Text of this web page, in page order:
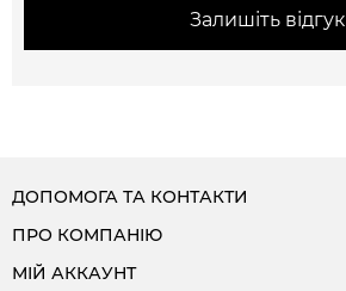
Залишіть відгук
ДОПОМОГА ТА КОНТАКТИ
ПРО КОМПАНІЮ
МІЙ АККАУНТ